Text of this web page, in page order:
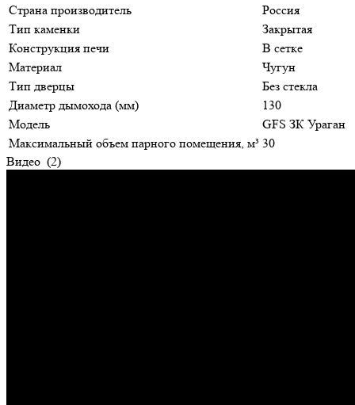
Страна производитель
Россия
Тип каменки
Закрытая
Конструкция печи
В сетке
Материал
Чугун
Тип дверцы
Без стекла
Диаметр дымохода (мм)
130
Модель
GFS ЗК Ураган
Максимальный объем парного помещения, м³ 30
Видео (2)